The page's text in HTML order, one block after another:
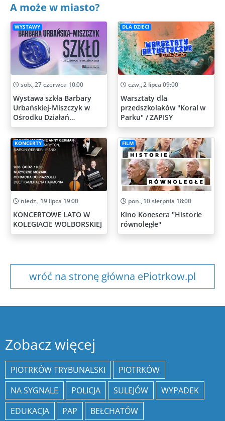
A może w miasto?
WYSTAWY
sob., 27 czerwca 10:00
Wystawa szkła Barbary
Urbańskiej-Miszczyk w
Ośrodku Działań
Artystycznych
DLA DZIECI
czw., 2 lipca 09:00
Warsztaty dla
przedszkolaków "Koral w
Parku" / ZAPISY
KONCERTY
niedz., 19 lipca 19:00
KONCERTOWE LATO W
KOLEGIACIE WOLBORSKIEJ
FILM
pon., 10 sierpnia 18:00
Kino Konesera "Historie
równoległe"
wróć na stronę główna ePiotrkow.pl
Zobacz więcej
PIOTRKÓW TRYBUNALSKI
PIOTRKÓW
NA SYGNALE
POLICJA SULEJÓW
WYPADEK
EDUKACJA
PAP
BEŁCHATÓW